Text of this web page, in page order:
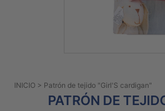
Preguntas
INICIO > Patrón de tejido "Girl'S cardigan"
PATRÓN DE